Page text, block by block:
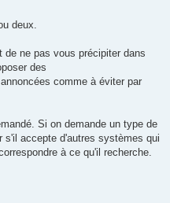
deux.
ne pas vous précipiter dans
des
comme à éviter par
Si on demande un type de
s'il accepte d'autres systèmes qui
à ce qu'il recherche.